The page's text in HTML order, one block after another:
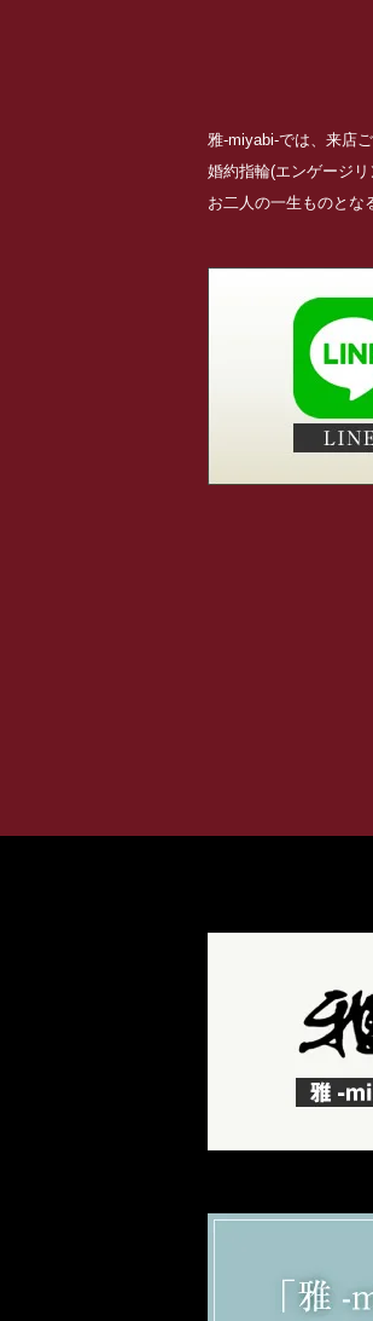
雅-miyabi-では、来店
婚約指輪(エンゲージ
お二人の一生ものとな